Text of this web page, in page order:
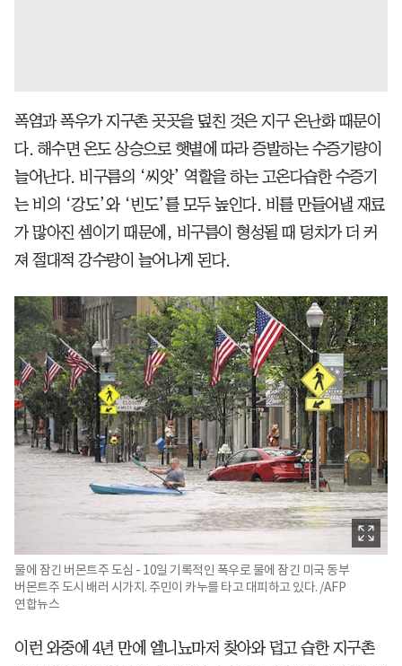
폭염과 폭우가 지구촌 곳곳을 덮친 것은 지구 온난화 때문이
다. 해수면 온도 상승으로 햇볕에 따라 증발하는 수증기량이
늘어난다. 비구름의 ‘씨앗’ 역할을 하는 고온다습한 수증기
는 비의 ‘강도’와 ‘빈도’를 모두 높인다. 비를 만들어낼 재료
가 많아진 셈이기 때문에, 비구름이 형성될 때 덩치가 더 커
져 절대적 강수량이 늘어나게 된다.
물에 잠긴 버몬트주 도심 - 10일 기록적인 폭우로 물에 잠긴 미국 동부
버몬트주 도시 배러 시가지. 주민이 카누를 타고 대피하고 있다. /AFP
연합뉴스
이런 와중에 4년 만에 엘니뇨마저 찾아와 덥고 습한 지구촌